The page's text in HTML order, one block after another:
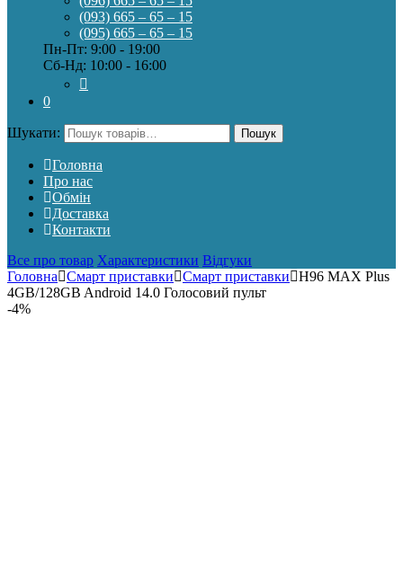
(093) 665 – 65 – 15
(095) 665 – 65 – 15
Пн-Пт: 9:00 - 19:00
Сб-Нд: 10:00 - 16:00
0
Шукати: Пошук
Головна
Про нас
Обмін
Доставка
Контакти
Все про товар Характеристики Відгуки
Головна
Смарт приставки Смарт приставки
H96 MAX Plus
4GB/128GB Android 14.0 Голосовий пульт
-4%